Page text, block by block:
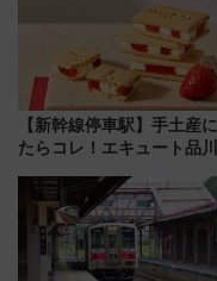
【新幹線停車駅】手土産
たらコレ！エキュート品
産スイーツとは？